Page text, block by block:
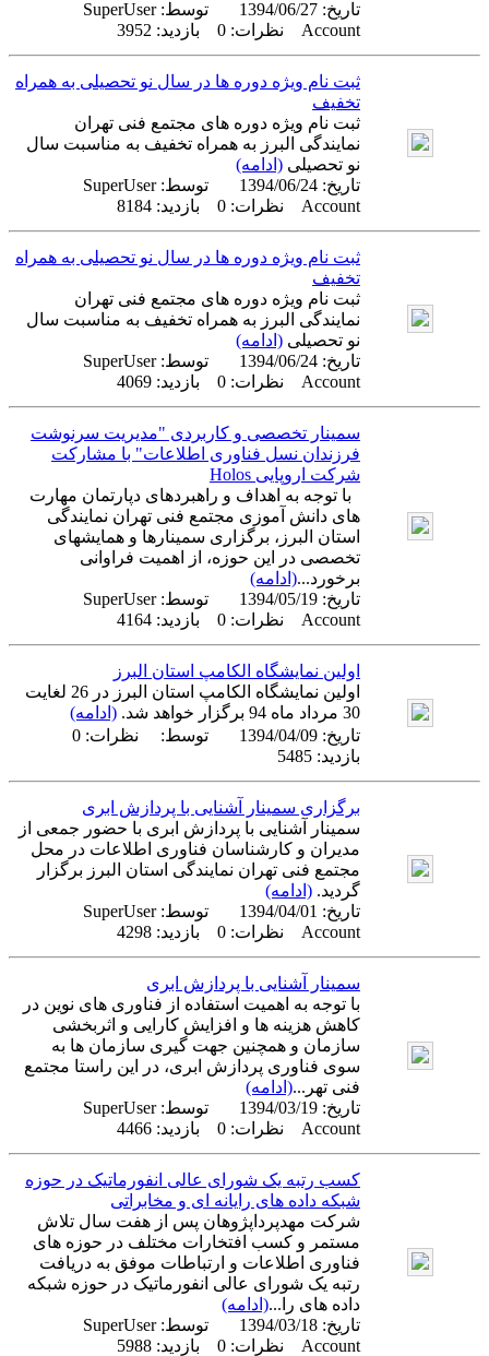
تاریخ: 1394/06/27 توسط:SuperUser
Account نظرات: 0 بازدید: 3952
ثبت نام ویژه دوره ها در سال نو تحصیلی به همراه
تخفیف
ثبت نام ویژه دوره های مجتمع فنی تهران
نمایندگی البرز به همراه تخفیف به مناسبت سال
نو تحصیلی (ادامه)
تاریخ: 1394/06/24 توسط:SuperUser
Account نظرات: 0 بازدید: 8184
ثبت نام ویژه دوره ها در سال نو تحصیلی به همراه
تخفیف
ثبت نام ویژه دوره های مجتمع فنی تهران
نمایندگی البرز به همراه تخفیف به مناسبت سال
نو تحصیلی (ادامه)
تاریخ: 1394/06/24 توسط:SuperUser
Account نظرات: 0 بازدید: 4069
سمینار تخصصی و کاربردی "مدیریت سرنوشت
فرزندان نسل فناوری اطلاعات" با مشارکت
شرکت اروپایی Holos
با توجه به اهداف و راهبردهای دپارتمان مهارت
های دانش آموزی مجتمع فنی تهران نمایندگی
استان البرز، برگزاری سمینارها و همایشهای
تخصصی در این حوزه، از اهمیت فراوانی
برخورد...(ادامه)
تاریخ: 1394/05/19 توسط:SuperUser
Account نظرات: 0 بازدید: 4164
اولین نمایشگاه الکامپ استان البرز
اولین نمایشگاه الکامپ استان البرز در 26 لغایت
30 مرداد ماه 94 برگزار خواهد شد.
(ادامه)
تاریخ: 1394/04/09 توسط:
بازدید: 5485
برگزاری سمینار آشنایی با پردازش ابری
سمینار آشنایی با پردازش ابری با حضور جمعی از
مدیران و کارشناسان فناوری اطلاعات در محل
مجتمع فنی تهران نمایندگی استان البرز برگزار
گردید. (ادامه)
تاریخ: 1394/04/01 توسط:SuperUser
Account نظرات: 0 بازدید: 4298
سمینار آشنایی با پردازش ابری
با توجه به اهمیت استفاده از فناوری های نوین در
کاهش هزینه ها و افزایش کارایی و اثربخشی
سازمان و همچنین جهت گیری سازمان ها به
سوی فناوری پردازش ابری، در این راستا مجتمع
فنی تهر...(ادامه)
تاریخ: 1394/03/19 توسط:SuperUser
Account نظرات: 0 بازدید: 4466
کسب رتبه یک شورای عالی انفورماتیک در حوزه
شبکه داده های رایانه ای و مخابراتی
شرکت مهدپرداپژوهان پس از هفت سال تلاش
مستمر و کسب افتخارات مختلف در حوزه های
فناوری اطلاعات و ارتباطات موفق به دریافت
رتبه یک شورای عالی انفورماتیک در حوزه شبکه
داده های را...(ادامه)
تاریخ: 1394/03/18 توسط:SuperUser
Account نظرات: 0 بازدید: 5988